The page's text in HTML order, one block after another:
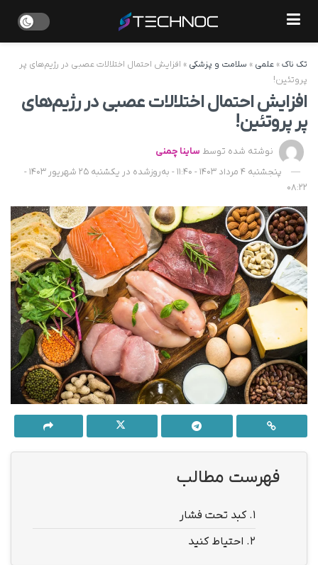
تک ناک»علمی»سلامت و پزشکی»افزایش احتمال اختلالات عصبی در رژیم‌های پر
پروتئین!
افزایش احتمال اختلالات عصبی در رژیم‌های
پر پروتئین!
نوشته شده توسطساینا چمنی
پنجشنبه 4 مرداد 1403 - 11:40 - به‌روزشده در یکشنبه 25 شهریور 1403 -
08:22
فهرست مطالب
کبد تحت فشار
2.
احتیاط کنید